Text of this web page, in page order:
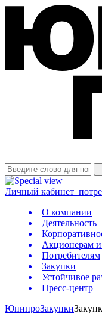
Личный кабинет
О компании
Деятельность
Акционерам
Потребителям
Закупки
Устойчивое
Пресс-центр
ЮнипроЗакупки